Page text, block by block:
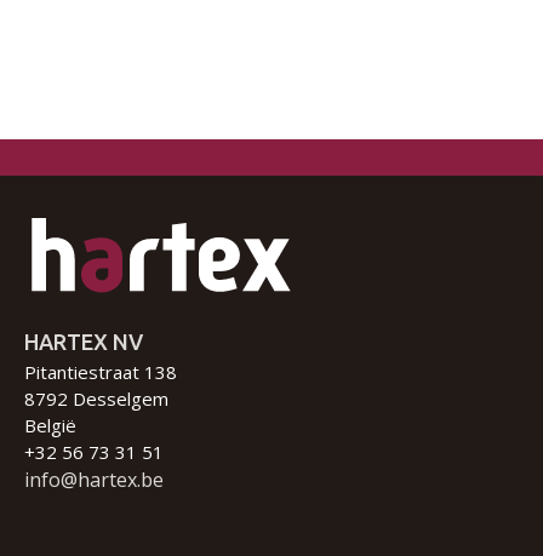
HARTEX NV
Pitantiestraat 138
8792 Desselgem
België
+32 56 73 31 51
info@hartex.be